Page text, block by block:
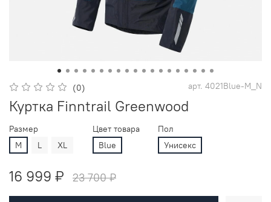
(0) арт. 4021Blue-M_N
Куртка Finntrail Greenwood
Размер
M
L XL
Цвет товара
Blue
Пол
Унисекс
16 999 ₽ 23 700 ₽